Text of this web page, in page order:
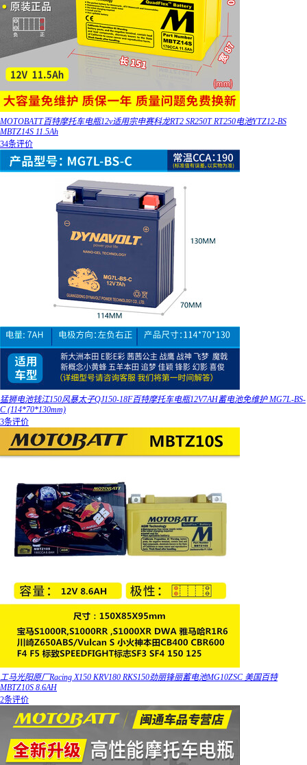
MOTOBATT百特摩托车电瓶12v适用宗申赛科龙RT2 SR250T RT250电池YTZ12-BS
MBTZ14S 11.5Ah
34条评价
猛狮电池钱江150风暴太子QJ150-18F百特摩托车电瓶12V7AH蓄电池免维护 MG7L-BS-
C (114*70*130mm)
3条评价
工马光阳原厂Racing X150 KRV180 RKS150劲丽锋丽蓄电池MG10ZSC 美国百特
MBTZ10S 8.6AH
2条评价